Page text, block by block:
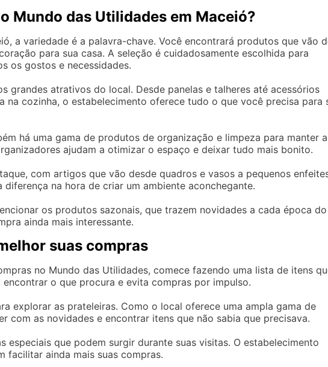
Mundo das Utilidades em Maceió?
a variedade é a palavra-chave. Você encontrará produtos que vão
para sua casa. A seleção é cuidadosamente escolhida para
os gostos e necessidades.
grandes atrativos do local. Desde panelas e talheres até acessórios
na cozinha, o estabelecimento oferece tudo o que você precisa para
há uma gama de produtos de organização e limpeza para manter a
ajudam a otimizar o espaço e deixar tudo mais bonito.
com artigos que vão desde quadros e vasos a pequenos
na hora de criar um ambiente aconchegante.
os produtos sazonais, que trazem novidades a cada época do
ainda mais interessante.
suas compras
no Mundo das Utilidades, comece fazendo uma lista de itens
o que procura e evita compras por impulso.
explorar as prateleiras. Como o local oferece uma ampla gama de
com as novidades e encontrar itens que não sabia que precisava.
especiais que podem surgir durante suas visitas. O estabelecimento
facilitar ainda mais suas compras.